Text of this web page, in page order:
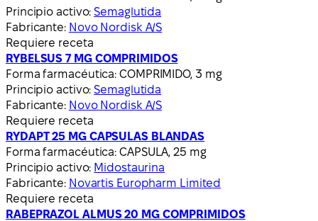
Principio activo:Semaglutida
Fabricante: Novo Nordisk A/S
Requiere receta
RYBELSUS 7 MG COMPRIMIDOS
Forma farmacéutica: COMPRIMIDO, 3 mg
Principio activo:Semaglutida
Fabricante: Novo Nordisk A/S
Requiere receta
RYDAPT 25 MG CAPSULAS BLANDAS
Forma farmacéutica: CAPSULA, 25 mg
Principio activo: Midostaurina
Fabricante: Novartis Europharm Limited
Requiere receta
RABEPRAZOL ALMUS 20 MG COMPRIMIDOS